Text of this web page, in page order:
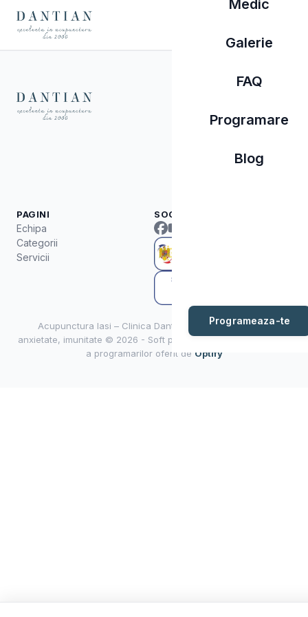
Medic
Galerie
FAQ
Programare
Blog
Programeaza-te
Despre
Specializari
PAGINI
Echipa
Categorii
Servicii
SOCIAL MEDIA
Acupunctura Iasi – Clinica Dantian | Tratament dureri,
anxietate, imunitate © 2026 - Soft pentru gestionarea eficienta
a programarilor oferit de Optify